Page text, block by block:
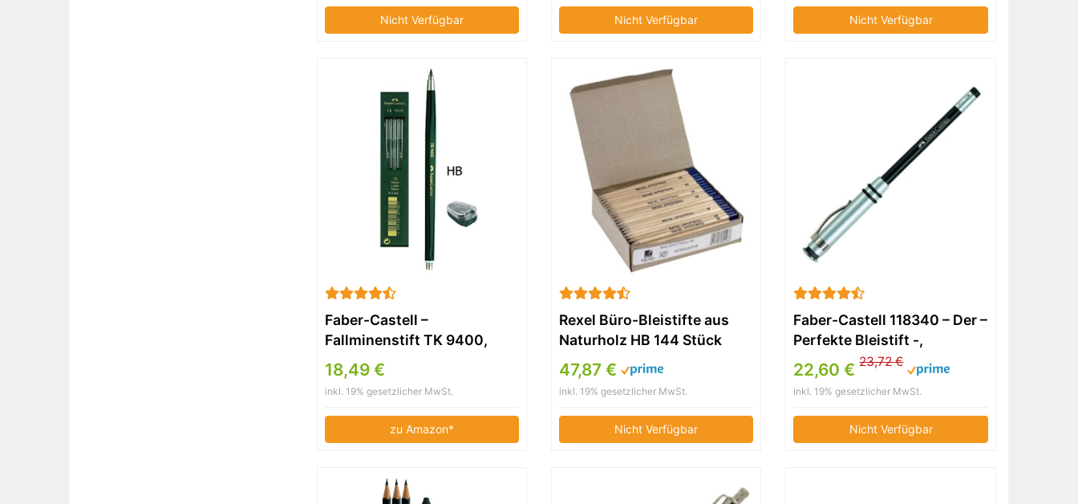
Nicht Verfügbar
schwarz / silber
Nicht Verfügbar Nicht Verfügbar
Faber-Castell –
Fallminenstift TK 9400,
Minenstärke: 2 mm,
Härtegrad: HB +
Ersatzminen und
Minenspitzer
18,49 €
inkl. 19% gesetzlicher MwSt.
zu Amazon*
Rexel Büro-Bleistifte aus
Naturholz HB 144 Stück
47,87 €
inkl. 19% gesetzlicher MwSt.
Nicht Verfügbar
Faber-Castell 118340 – Der –
Perfekte Bleistift -,
Härtegrad B, Schaftfarbe:
schwarz / silber
22,60 €23,72 €
inkl. 19% gesetzlicher MwSt.
Nicht Verfügbar